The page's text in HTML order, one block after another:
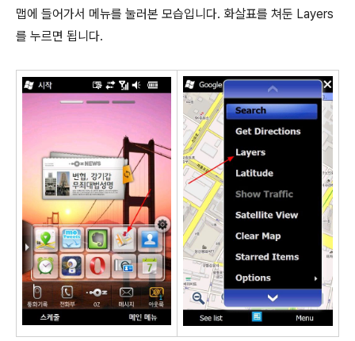
맵에 들어가서 메뉴를 눌러본 모습입니다. 화살표를 쳐둔 Layers
를 누르면 됩니다.